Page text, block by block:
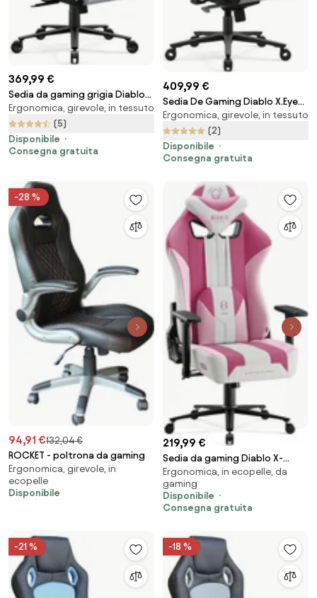
369,99 €
Sedia da gaming grigia Diablo
X.One Prime, Normal Size,
Nightwolf Moon
Ergonomica, girevole, in tessuto
(5)
Disponibile
Consegna gratuita
409,99 €
Sedia De Gaming Diablo X.Eye
Prime, Normal Size, Burned Black
Ergonomica, girevole, in tessuto
(2)
Disponibile
Consegna gratuita
-28 %
94,91 €132,04 €
ROCKET - poltrona da gaming
Ergonomica, girevole, in
ecopelle
Disponibile
219,99 €
Sedia da gaming Diablo X-
Player 2.0 In Materiale Normal
Size: Marshmallow Pink
Ergonomica, in ecopelle, da
gaming
Disponibile
Consegna gratuita
-21 % -18 %